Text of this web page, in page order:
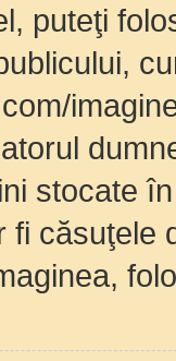
puteţi
stocate
fi căsuţele